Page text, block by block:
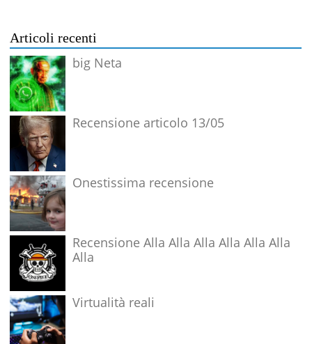
Articoli recenti
big Neta
Recensione articolo 13/05
Onestissima recensione
Recensione Alla Alla Alla Alla Alla Alla
Alla
Virtualità reali